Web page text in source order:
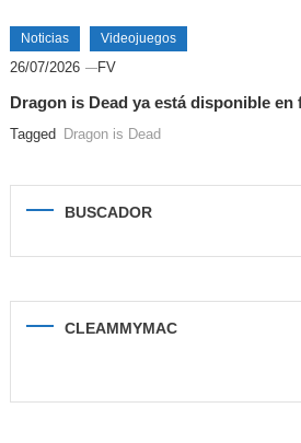
Noticias Videojuegos
26/07/2026 FV
Dragon is Dead ya está disponible
Tagged Dragon is Dead
BUSCADOR
CLEAMMYMAC